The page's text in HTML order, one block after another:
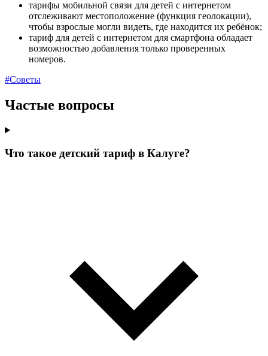
тарифы мобильной связи для детей с интернетом
отслеживают местоположение (функция геолокации),
чтобы взрослые могли видеть, где находится их ребёнок;
тариф для детей с интернетом для смартфона обладает
возможностью добавления только проверенных
номеров.
#Советы
Частые вопросы
Что такое детский тариф в Калуге?